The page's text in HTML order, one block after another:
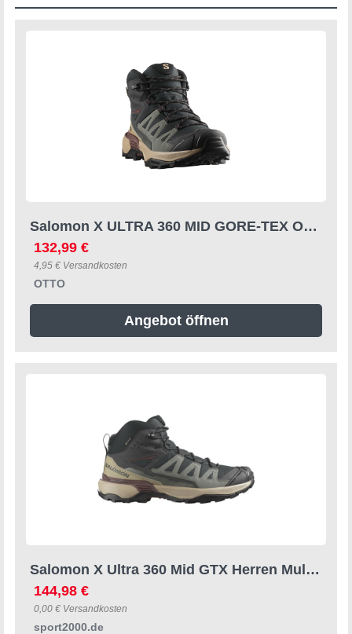
Salomon X ULTRA 360 MID GORE-TEX Outdoorschuh wasserdicht dank Gore-Tex Membrane
132,99 €
4,95 € Versandkosten
OTTO
Angebot öffnen
Salomon X Ultra 360 Mid GTX Herren Multifunktionsschuhe, schwarz, Größe 42 ⅔ 42 ⅔
144,98 €
0,00 € Versandkosten
sport2000.de